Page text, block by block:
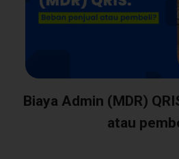
Biaya Admin (MDR)
atau